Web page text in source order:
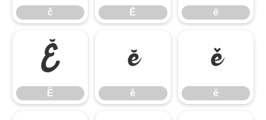
č Ē ē
Ĕ
Ĕ
ĕ
ĕ
ě
ě